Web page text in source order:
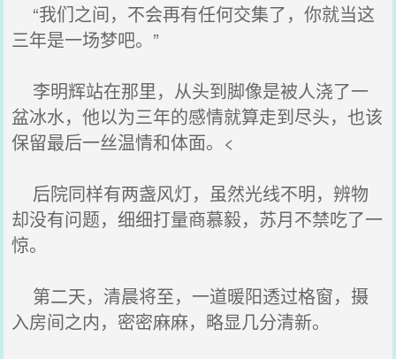
“我们之间，不会再有任何交集了，你就当这
三年是一场梦吧。”
李明辉站在那里，从头到脚像是被人浇了一
盆冰水，他以为三年的感情就算走到尽头，也该
保留最后一丝温情和体面。<
后院同样有两盏风灯，虽然光线不明，辨物
却没有问题，细细打量商慕毅，苏月不禁吃了一
惊。
第二天，清晨将至，一道暖阳透过格窗，摄
入房间之内，密密麻麻，略显几分清新。